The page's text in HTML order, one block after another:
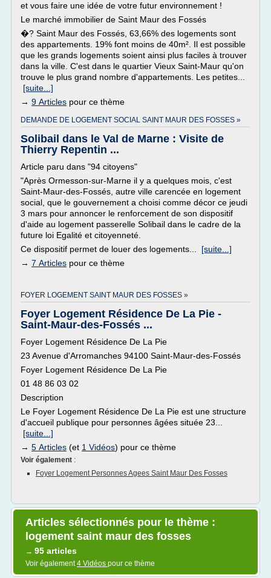
et vous faire une idée de votre futur environnement !
Le marché immobilier de Saint Maur des Fossés
�? Saint Maur des Fossés, 63,66% des logements sont
des appartements. 19% font moins de 40m². Il est possible
que les grands logements soient ainsi plus faciles à trouver
dans la ville. C'est dans le quartier Vieux Saint-Maur qu'on
trouve le plus grand nombre d'appartements. Les petites...
[suite...]
→ 9 Articles pour ce thème
DEMANDE DE LOGEMENT SOCIAL SAINT MAUR DES FOSSES »
Solibail dans le Val de Marne : Visite de
Thierry Repentin ...
Article paru dans "94 citoyens"
"Après Ormesson-sur-Marne il y a quelques mois, c'est
Saint-Maur-des-Fossés, autre ville carencée en logement
social, que le gouvernement a choisi comme décor ce jeudi
3 mars pour annoncer le renforcement de son dispositif
d'aide au logement passerelle Solibail dans le cadre de la
future loi Egalité et citoyenneté.
Ce dispositif permet de louer des logements... [suite...]
→ 7 Articles pour ce thème
FOYER LOGEMENT SAINT MAUR DES FOSSES »
Foyer Logement Résidence De La Pie -
Saint-Maur-des-Fossés ...
Foyer Logement Résidence De La Pie
23 Avenue d'Arromanches 94100 Saint-Maur-des-Fossés
Foyer Logement Résidence De La Pie
01 48 86 03 02
Description
Le Foyer Logement Résidence De La Pie est une structure
d'accueil publique pour personnes âgées située 23...
[suite...]
→ 5 Articles (et 1 Vidéos) pour ce thème
Voir également :
Foyer Logement Personnes Agees Saint Maur Des Fosses
Articles sélectionnés pour le thème :
logement saint maur des fosses
→ 95 articles
Voir également4 Vidéos pour ce thème